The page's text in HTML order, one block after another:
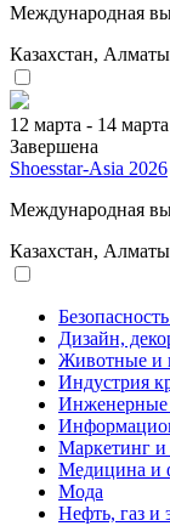
Международная
Казахстан, Алматы
12 марта - 14 марта
Завершена
Shoesstar-Asia 2026
Международная
Казахстан, Алматы
Дизайн,
Животные и
Индустрия
Инженерные
Маркетинг и
Медицина и
Мода
Нефть, газ и